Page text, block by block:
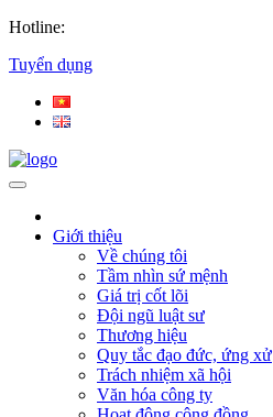
Hotline:
Tuyển dụng
Giới thiệu
Về chúng tôi
Tầm nhìn sứ mệnh
Giá trị cốt lõi
Đội ngũ luật sư
Thương hiệu
Quy tắc đạo đức, ứng xử
Trách nhiệm xã hội
Văn hóa công ty